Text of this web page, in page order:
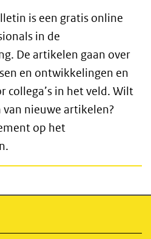
is een gratis online
in de
De artikelen gaan over
en ontwikkelingen en
collega’s in het veld. Wilt
nieuwe artikelen?
op het